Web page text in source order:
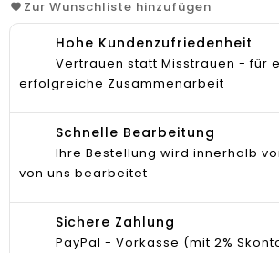
Zur Wunschliste hinzufügen
Hohe Kundenzufriedenheit
Vertrauen statt Misstrauen - für
erfolgreiche Zusammenarbeit
Schnelle Bearbeitung
Ihre Bestellung wird innerhalb
von uns bearbeitet
Sichere Zahlung
PayPal - Vorkasse (mit 2%